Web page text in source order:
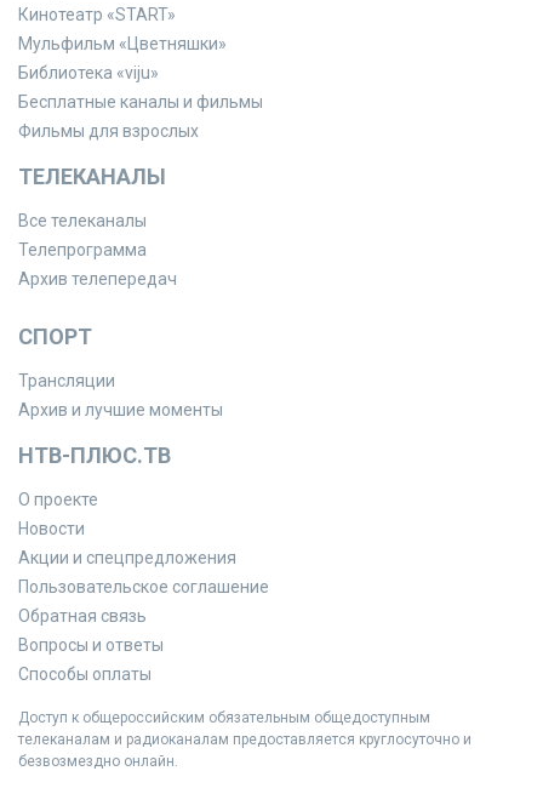
Кинотеатр «START»
Мульфильм «Цветняшки»
Библиотека «viju»
Бесплатные каналы и фильмы
Фильмы для взрослых
ТЕЛЕКАНАЛЫ
Все телеканалы
Телепрограмма
Архив телепередач
СПОРТ
Трансляции
Архив и лучшие моменты
НТВ-ПЛЮС.ТВ
О проекте
Новости
Акции и спецпредложения
Пользовательское соглашение
Обратная связь
Вопросы и ответы
Способы оплаты
Доступ к общероссийским обязательным общедоступным
телеканалам и радиоканалам предоставляется круглосуточно и
безвозмездно онлайн.